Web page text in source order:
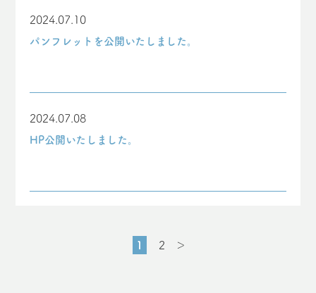
2024.07.10
パンフレットを公開いたしました。
2024.07.08
HP公開いたしました。
1 2 ＞